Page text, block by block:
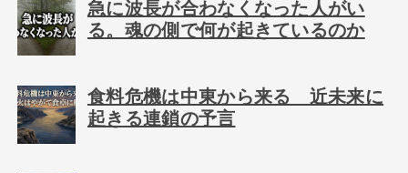
急に波長が合わなくなった人がい
る。魂の側で何が起きているのか
食料危機は中東から来る 近未来に
起きる連鎖の予言